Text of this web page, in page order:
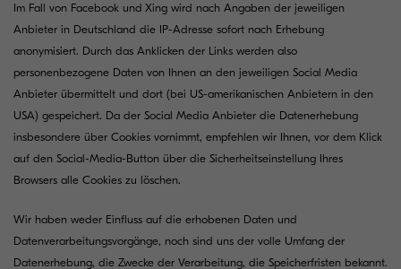
Im Fall von Facebook und Xing wird nach Angaben der jeweiligen
Anbieter in Deutschland die IP-Adresse sofort nach Erhebung
anonymisiert. Durch das Anklicken der Links werden also
personenbezogene Daten von Ihnen an den jeweiligen Social Media
Anbieter übermittelt und dort (bei US-amerikanischen Anbietern in den
USA) gespeichert. Da der Social Media Anbieter die Datenerhebung
insbesondere über Cookies vornimmt, empfehlen wir Ihnen, vor dem Klick
auf den Social-Media-Button über die Sicherheitseinstellung Ihres
Browsers alle Cookies zu löschen.
Wir haben weder Einfluss auf die erhobenen Daten und
Datenverarbeitungsvorgänge, noch sind uns der volle Umfang der
Datenerhebung, die Zwecke der Verarbeitung, die Speicherfristen bekannt.